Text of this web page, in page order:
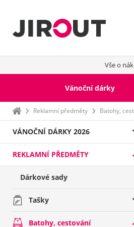
Vše o
Vánoční dárky
Domů Reklamní předměty Batohy,
VÁNOČNÍ DÁRKY 2026
REKLAMNÍ PŘEDMĚTY
Dárkové sady
Tašky
Batohy, cestování